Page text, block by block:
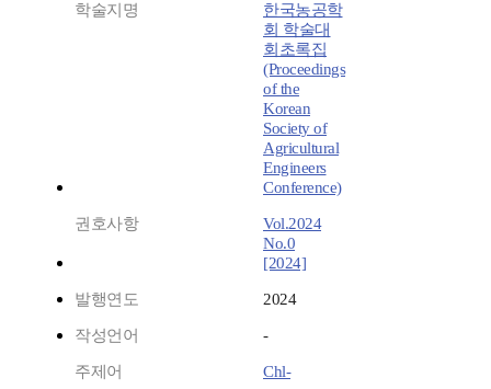
학술지명
한국농공학
회 학술대
회초록집
(Proceedings
of the
Korean
Society of
Agricultural
Engineers
Conference)
권호사항
Vol.2024
No.0
[2024]
발행연도 2024
작성언어 -
주제어
Chl-